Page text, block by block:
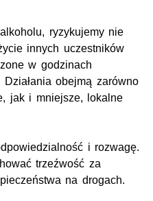
ryzykujemy nie
innych uczestników
w godzinach
obejmą zarówno
jak i mniejsze, lokalne
i rozwagę.
trzeźwość za
na drogach.